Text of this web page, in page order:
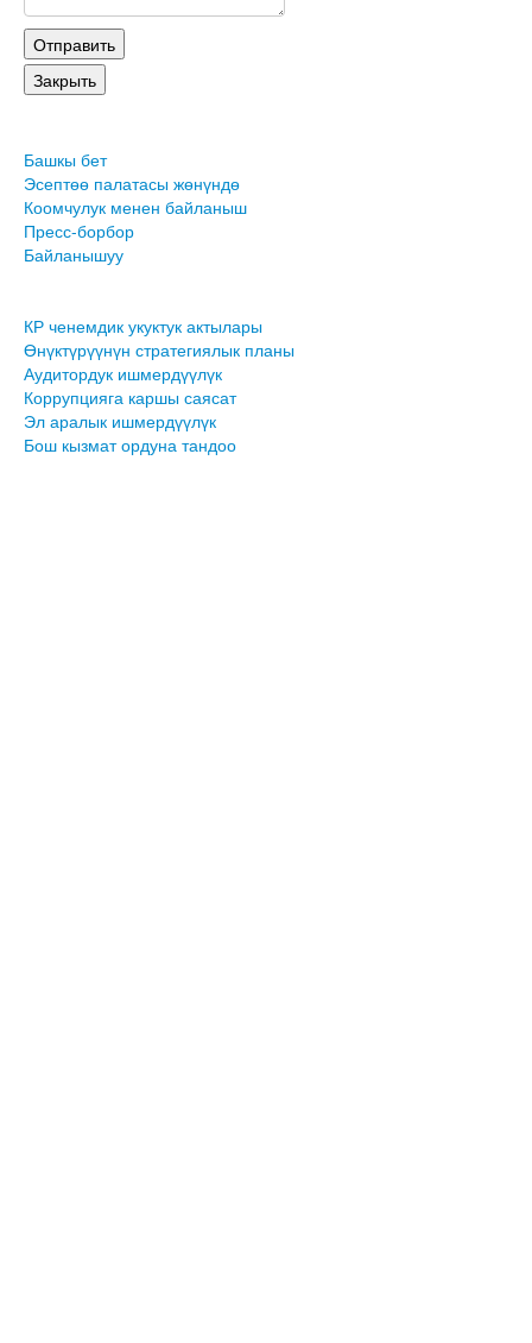
Башкы бет
Эсептөө палатасы жөнүндө
Коомчулук менен байланыш
Пресс-борбор
Байланышуу
КР ченемдик укуктук актылары
Өнүктүрүүнүн стратегиялык планы
Аудитордук ишмердүүлүк
Коррупцияга каршы саясат
Эл аралык ишмердүүлүк
Бош кызмат ордуна тандоо